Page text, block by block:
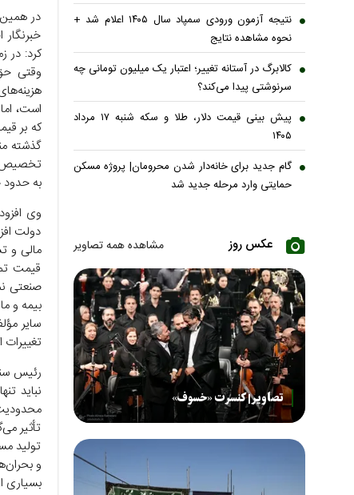
در
کرد: در
وقتی
است،
که بر
گذشته
به حدود ۱۵۰ هزار تومان رسیده و عملاً پنج برابر شده است.
وی
دولت
قیمت
صنعتی
بیمه و
سایر
رئیس
نباید
تأثیر
تولید
و
بسیاری
نتیجه آزمون ورودی سمپاد سال ۱۴۰۵ اعلام شد +
نحوه مشاهده نتایج
کالابرگ در آستانه تغییر؛ اعتبار یک میلیون تومانی چه
سرنوشتی پیدا می‌کند؟
پیش بینی قیمت دلار، طلا و سکه شنبه ۱۷ مرداد
۱۴۰۵
گام جدید برای خانه‌دار شدن محرومان| پروژه مسکن
حمایتی وارد مرحله جدید شد
عکس روز مشاهده همه تصاویر
تصاویر| کنسرت «خسوف»